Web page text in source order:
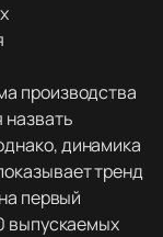
производства
динамика
тренд
первый
выпускаемых